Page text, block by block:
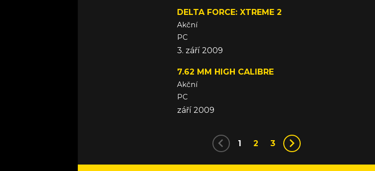
DELTA FORCE: XTREME 2
Akční
PC
3. září 2009
7.62 MM HIGH CALIBRE
Akční
PC
září 2009
1 2 3